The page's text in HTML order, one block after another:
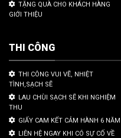
TẶNG QUÀ CHO KHÁCH HÀNG
GIỚI THIỆU
THI CÔNG
THI CÔNG VUI VẼ, NHIỆT
TÌNH,SẠCH SẼ
LAU CHÙI SẠCH SẼ KHI NGHIỆM
THU
GIẤY CAM KẾT CẢM HÀNH 6 NĂM
LIÊN HỆ NGAY KHI CÓ SỰ CỐ VỀ